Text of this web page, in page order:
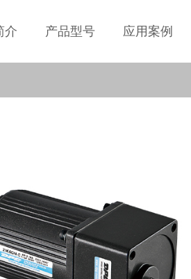
介 产品型号 应用案例